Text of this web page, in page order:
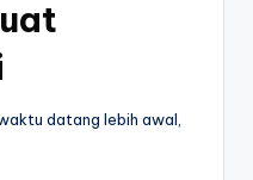
datang lebih awal,